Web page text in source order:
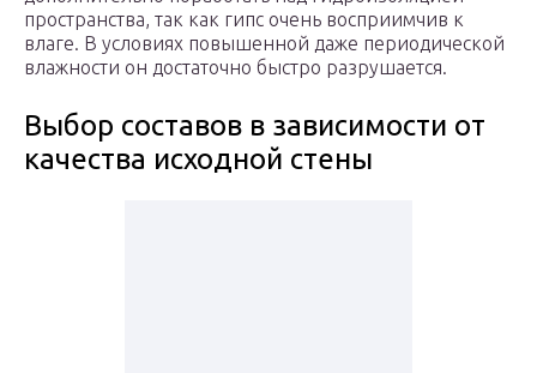
пространства, так как гипс очень восприимчив к
влаге. В условиях повышенной даже периодической
влажности он достаточно быстро разрушается.
Выбор составов в зависимости от
качества исходной стены